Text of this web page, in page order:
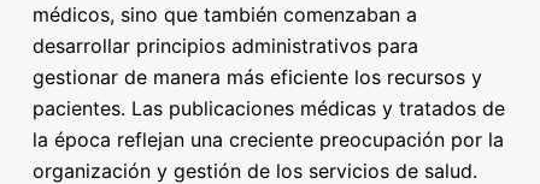
médicos, sino que también comenzaban a
desarrollar principios administrativos para
gestionar de manera más eficiente los recursos y
pacientes. Las publicaciones médicas y tratados de
la época reflejan una creciente preocupación por la
organización y gestión de los servicios de salud.